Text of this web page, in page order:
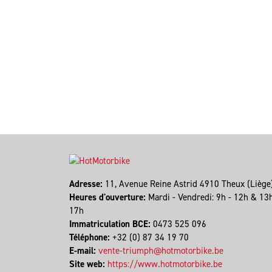
Adresse: 11, Avenue Reine Astrid 4910 Theux
Heures d'ouverture: Mardi - Vendredi: 9h - 12h &
17h
Immatriculation BCE: 0473 525 096
Téléphone: +32 (0) 87 34 19 70
E-mail: vente-triumph@hotmotorbike.be
Site web: https://www.hotmotorbike.be